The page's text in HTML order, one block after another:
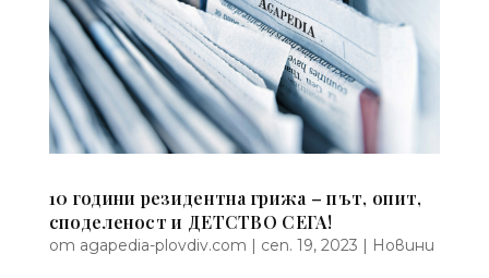
10 години резидентна грижа – път, опит,
споделеност и ДЕТСТВО СЕГА!
от agapedia-plovdiv.com | сеп. 19, 2023 | Новини